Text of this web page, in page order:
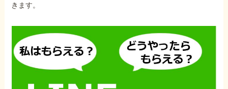
きます。